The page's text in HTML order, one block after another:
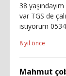
38
var TGS de
istiyorum
8 yıl önce
Mahmut